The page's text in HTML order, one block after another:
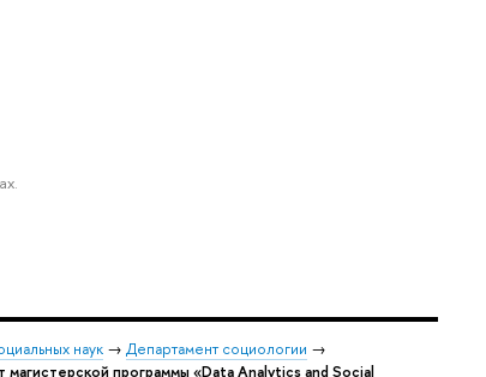
наук → Департамент социологии →
программы «Data Analytics and Social